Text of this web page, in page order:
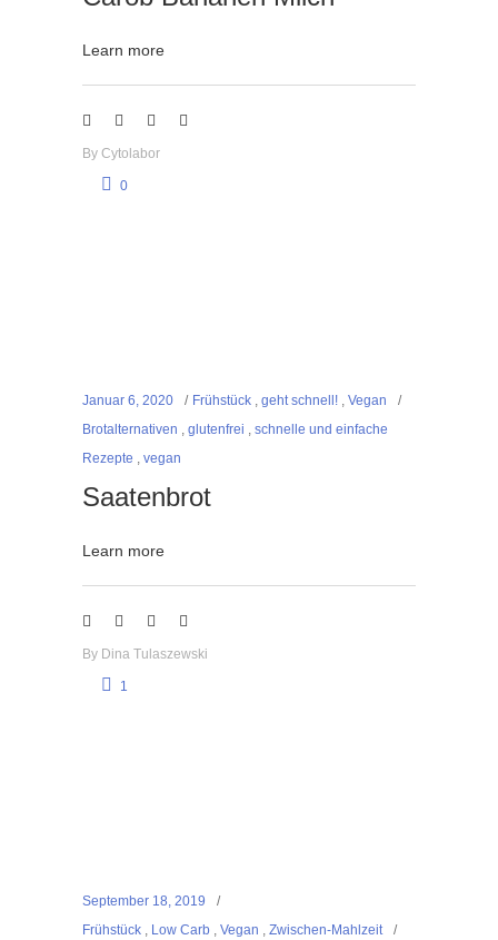
Learn more
By Cytolabor
0
Januar 6, 2020 Frühstück , geht schnell! , Vegan
Brotalternativen , glutenfrei , schnelle und einfache
Rezepte , vegan
Saatenbrot
Learn more
By Dina Tulaszewski
1
September 18, 2019
Frühstück , Low Carb , Vegan , Zwischen-Mahlzeit